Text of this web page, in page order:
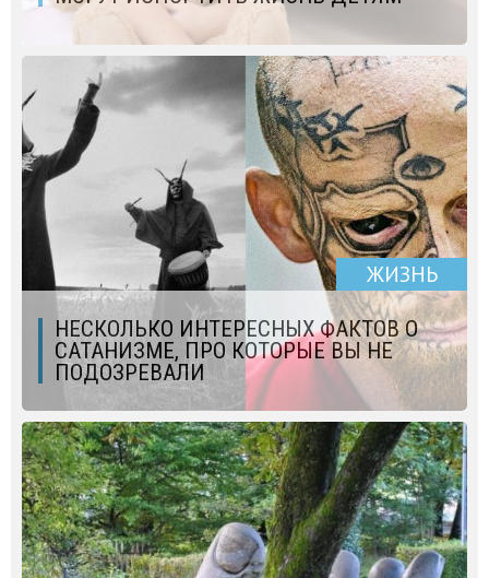
ЖИЗНЬ
НЕСКОЛЬКО ИНТЕРЕСНЫХ ФАКТОВ О
САТАНИЗМЕ, ПРО КОТОРЫЕ ВЫ НЕ
ПОДОЗРЕВАЛИ